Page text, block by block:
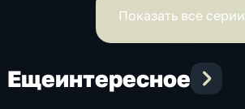
Показать все серии
Ещеинтересное